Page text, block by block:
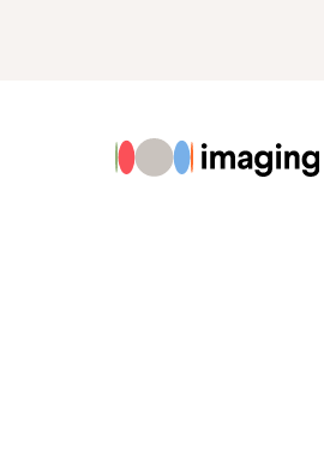
Zur Startseite